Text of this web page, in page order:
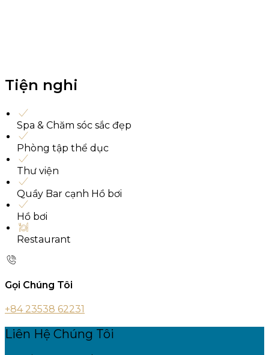
Tiện nghi
Spa & Chăm sóc sắc đẹp
Phòng tập thể dục
Thư viện
Quầy Bar cạnh Hồ bơi
Hồ bơi
Restaurant
Gọi Chúng Tôi
+84 23538 62231
Liên Hệ Chúng Tôi